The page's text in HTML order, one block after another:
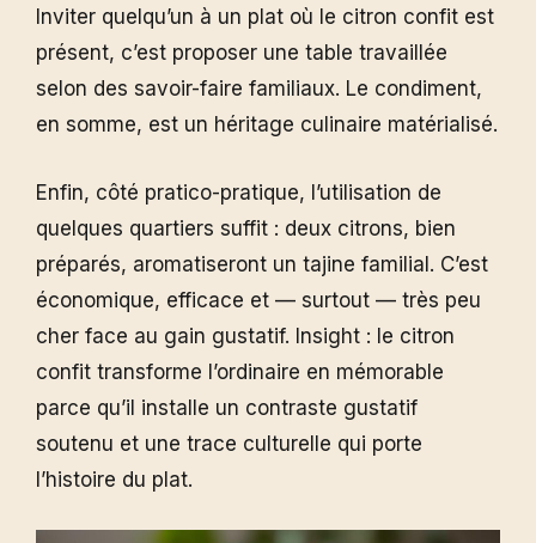
Inviter quelqu’un à un plat où le citron confit est
présent, c’est proposer une table travaillée
selon des savoir-faire familiaux. Le condiment,
en somme, est un héritage culinaire matérialisé.
Enfin, côté pratico-pratique, l’utilisation de
quelques quartiers suffit : deux citrons, bien
préparés, aromatiseront un tajine familial. C’est
économique, efficace et — surtout — très peu
cher face au gain gustatif. Insight : le citron
confit transforme l’ordinaire en mémorable
parce qu’il installe un contraste gustatif
soutenu et une trace culturelle qui porte
l’histoire du plat.